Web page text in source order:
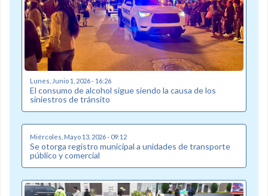
Lunes, Junio 1, 2026 - 16:26
El consumo de alcohol sigue siendo la causa de los
siniestros de tránsito
Miércoles, Mayo 13, 2026 - 09:12
Se otorga registro municipal a unidades de transporte
público y comercial